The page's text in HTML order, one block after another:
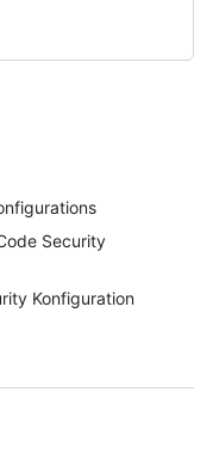
Security
Konfiguration